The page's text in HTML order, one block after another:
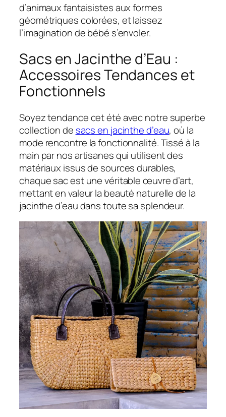
d’animaux fantaisistes aux formes
géométriques colorées, et laissez
l’imagination de bébé s’envoler.
Sacs en Jacinthe d’Eau :
Accessoires Tendances et
Fonctionnels
Soyez tendance cet été avec notre superbe
collection de sacs en jacinthe d’eau, où la
mode rencontre la fonctionnalité. Tissé à la
main par nos artisanes qui utilisent des
matériaux issus de sources durables,
chaque sac est une véritable œuvre d’art,
mettant en valeur la beauté naturelle de la
jacinthe d’eau dans toute sa splendeur.